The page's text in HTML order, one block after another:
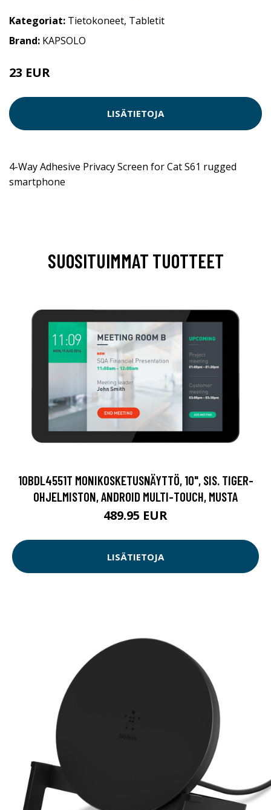
Kategoriat: Tietokoneet, Tabletit
Brand: KAPSOLO
23 EUR
LISÄTIETOJA
4-Way Adhesive Privacy Screen for Cat S61 rugged
smartphone
SUOSITUIMMAT TUOTTEET
10BDL4551T MONIKOSKETUSNÄYTTÖ, 10", SIS. TIGER-
OHJELMISTON, ANDROID MULTI-TOUCH, MUSTA
489.95 EUR
LISÄTIETOJA